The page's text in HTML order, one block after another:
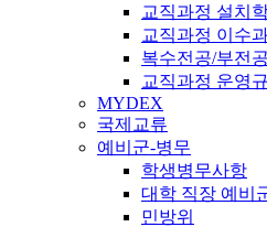
교직과정 설치
교직과정 이수
복수전공/부전
교직과정 운영
MYDEX
국제교류
예비군-병무
학생병무사항
대학 직장 예비
민방위